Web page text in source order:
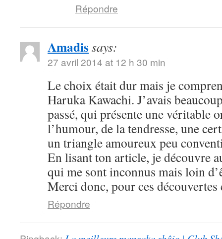
Répondre
Amadissays:
27 avril 2014 at 12 h 30 min
Le choix était dur mais je
Haruka Kawachi. J’avais
passé, qui présente une véritable
l’humour, de la tendresse, une
un triangle amoureux peu
En lisant ton article, je découvre
qui me sont inconnus mais loin
Merci donc, pour ces
Répondre